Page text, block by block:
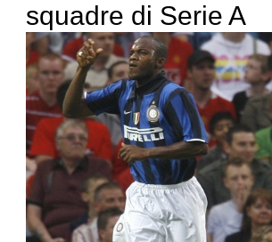
squadre di Serie A